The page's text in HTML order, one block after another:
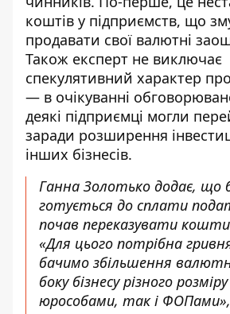
коштів у підприємств, що
продавати свої валютні
Також експерт не виключає
спекулятивний характер
— в очікуванні
деякі підприємці могли
заради розширення
інших бізнесів.
Ганна Золотько додає, що
готується до сплати
почав переказувати
«Для цього потрібна
бачимо збільшення
боку бізнесу різного
юрособами, так і